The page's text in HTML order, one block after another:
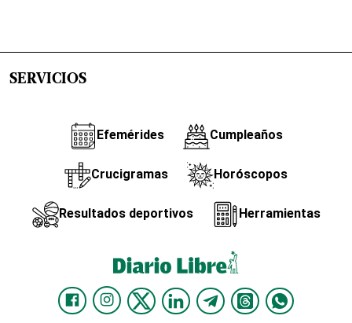
SERVICIOS
Efemérides Cumpleaños
Crucigramas Horóscopos
Resultados deportivos Herramientas